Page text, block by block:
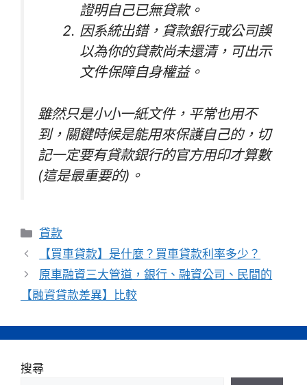
證明自己已無貸款。
因系統出錯，貸款銀行或公司誤
以為你的貸款尚未還清，可出示
文件保障自身權益。
雖然只是小小一紙文件，平常也用不
到，關鍵時候是能用來保護自己的，切
記一定要有貸款銀行的官方用印才算數
(這是最重要的)。
分
類
貸款
【買車貸款】是什麼？買車貸款利率多少？
原車融資三大管道，銀行、融資公司、民間的
【融資貸款差異】比較
搜尋